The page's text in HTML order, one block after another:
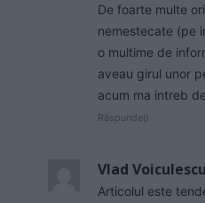
De foarte multe
nemestecate (pe
o multime de
aveau girul unor
acum ma intreb
Răspundeți
Vlad Voiculescu
Articolul este